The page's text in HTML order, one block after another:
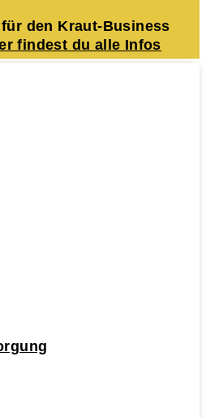
den Kraut-Business
findest du alle Infos